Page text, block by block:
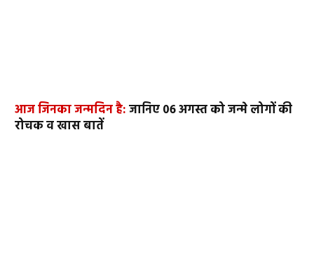
आज जिनका जन्मदिन है:जानिए 06 अगस्त को जन्मे लोगों की
रोचक व खास बातें